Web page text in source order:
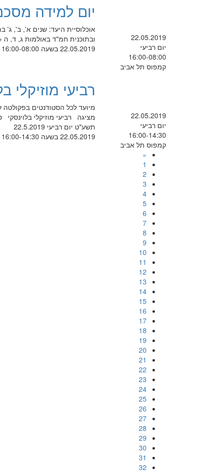
22.05.2019
יום רביעי
16:00-08:00
קמפוס תל אביב
יום למידה
אוכלוסיית היעד: שנים א', ב', ג'
ובתוכנית חמ"ד באולמות ג, ד, ה + חדרים 310, 314, 316, 325, 326, 328
22.05.2019 בשעה 16:00-08:00
22.05.2019
יום רביעי
16:00-14:30
קמפוס תל אביב
רביעי מוזיקלי
מיועד לכל הסטודנטים בפקולטה
מציגה רביעי מוזיקלי
תשע"ט יום רביעי 22.5.2019
22.05.2019 בשעה 16:00-14:30
«
1
2
3
4
5
6
7
8
9
10
11
12
13
14
15
16
17
18
19
20
21
22
23
24
25
26
27
28
29
30
31
32